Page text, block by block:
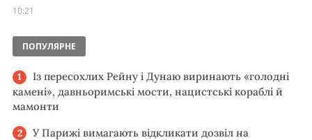
10:21
ПОПУЛЯРНЕ
Із пересохлих Рейну і Дунаю виринають «голодні
камені», давньоримські мости, нацистські кораблі й
мамонти
У Парижі вимагають відкликати дозвіл на